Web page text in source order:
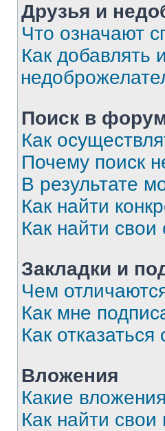
Друзья и
Что означают
Как добавлять
Поиск в
Как
Почему поиск
В результате
Как найти
Как найти
Закладки и
Чем
Как мне
Как отказаться
Вложения
Какие
Как найти